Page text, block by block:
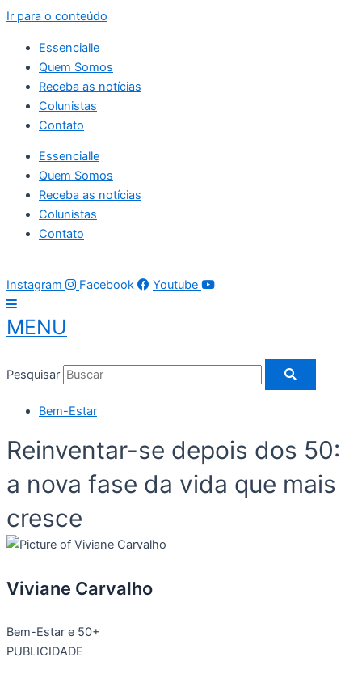
Ir para o conteúdo
Essencialle
Quem Somos
Receba as notícias
Colunistas
Contato
Essencialle
Quem Somos
Receba as notícias
Colunistas
Contato
Instagram
Facebook Youtube
MENU
Pesquisar
Bem-Estar
Reinventar-se depois dos 50:
a nova fase da vida que mais
cresce
Viviane Carvalho
Bem-Estar e 50+
PUBLICIDADE